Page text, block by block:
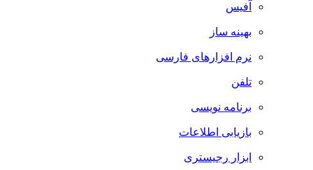
آفیس
بهینه ساز
نرم افزارهای فارسی
تلفن
برنامه نویسی
بازیابی اطلاعات
ابزار رجیستری